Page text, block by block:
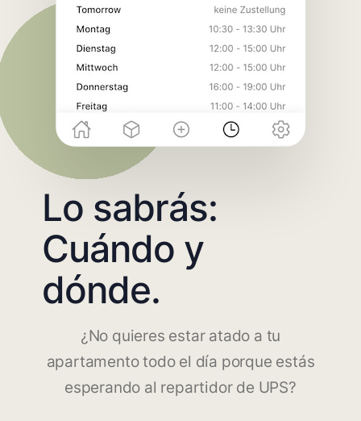
Lo sabrás:
Cuándo y
dónde.
¿No quieres estar atado a tu
apartamento todo el día porque estás
esperando al repartidor de UPS?